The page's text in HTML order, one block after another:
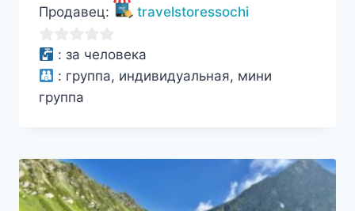
Продавец: travelstoressochi
0
из
5
: за человека
: группа, индивидуальная, мини
группа